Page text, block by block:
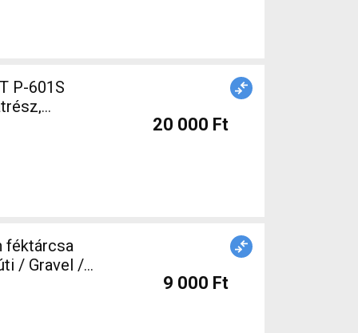
P-601S
ELADÓ
20 000 Ft
féktárcsa
/ Gravel /
9 000 Ft